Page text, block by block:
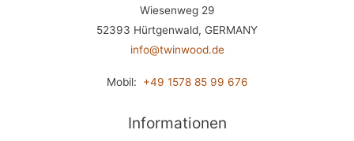
Wiesenweg 29
52393 Hürtgenwald, GERMANY
info@twinwood.de
Mobil: +49 1578 85 99 676
Informationen